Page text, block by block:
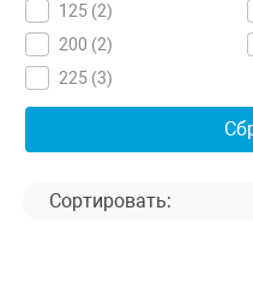
125 (2)
200 (2)
225 (3)